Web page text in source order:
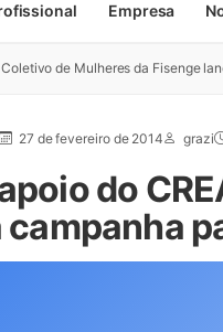
Empresa
de Mulheres da Fisenge
27 de fevereiro de 2014 grazi
do
campanha